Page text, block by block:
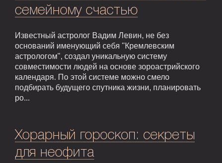
семейному счастью
Известный астролог Вадим Левин, не без
оснований именующий себя "Кремлевским
астрологом", создал уникальную систему
совместимости людей на основе зороастрийского
календаря. По этой системе можно смело
подбирать будущего спутника жизни, планировать
ро...
Хорарный гороскоп: секреты
для неофита